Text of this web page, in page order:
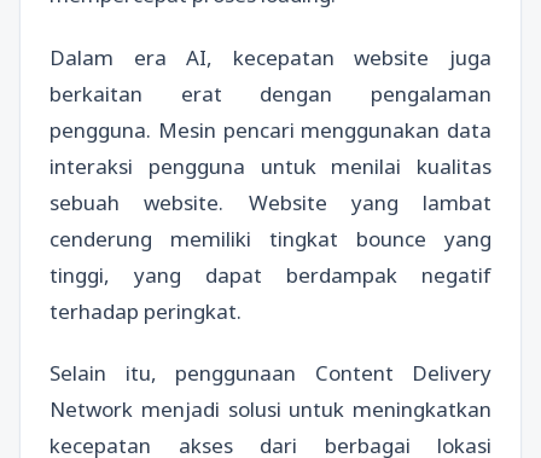
Dalam era AI, kecepatan website juga
berkaitan erat dengan pengalaman
pengguna. Mesin pencari menggunakan data
interaksi pengguna untuk menilai kualitas
sebuah website. Website yang lambat
cenderung memiliki tingkat bounce yang
tinggi, yang dapat berdampak negatif
terhadap peringkat.
Selain itu, penggunaan Content Delivery
Network menjadi solusi untuk meningkatkan
kecepatan akses dari berbagai lokasi